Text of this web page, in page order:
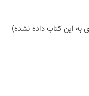
به این كتاب داده نشده)